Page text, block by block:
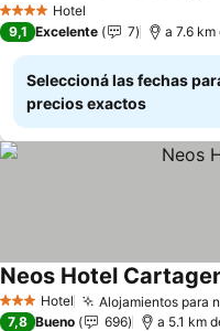
4 EstrellasHotel
9,1 Excelente 7 a 7.6 km
Seleccioná las fechas
precios exactos
3 Estrellas
Hotel Alojamientos para
Neos Hotel
7,8 Bueno 696 a 5.1 km